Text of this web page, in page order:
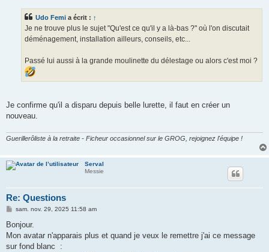
Udo Femi a écrit : ↑
Je ne trouve plus le sujet "Qu'est ce qu'il y a là-bas ?" où l'on discutait
déménagement, installation ailleurs, conseils, etc...
Passé lui aussi à la grande moulinette du délestage ou alors c'est moi ?
Je confirme qu'il a disparu depuis belle lurette, il faut en créer un
nouveau.
Guerillerôliste à la retraite - Ficheur occasionnel sur le GROG, rejoignez l'équipe !
Serval
Messie
Re: Questions
M
s
a
g
sam. nov. 29, 2025 11:58 am
Bonjour.
Mon avatar n'apparais plus et quand je veux le remettre j'ai ce message
sur fond blanc :